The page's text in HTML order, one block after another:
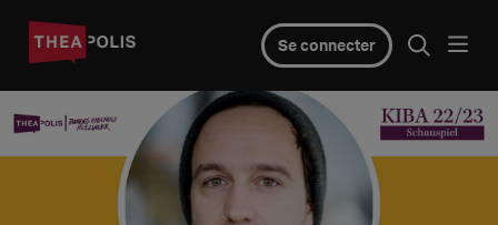
Se connecter